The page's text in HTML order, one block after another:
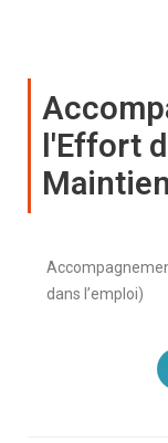
l'Effort
dans l’emploi)